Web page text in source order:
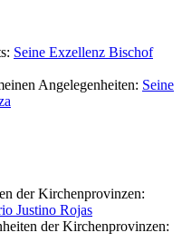
Seine Exzellenz Bischof
Angelegenheiten: Seine
der Kirchenprovinzen:
Justino Rojas
der Kirchenprovinzen: